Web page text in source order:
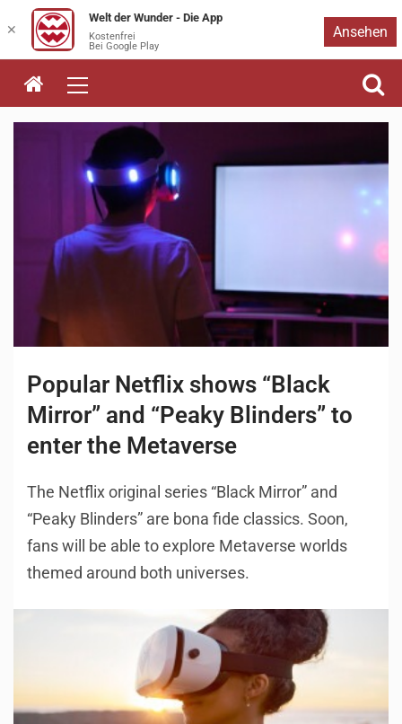
Zum
Inhalt
springen
Popular Netflix shows “Black
Mirror” and “Peaky Blinders” to
enter the Metaverse
The Netflix original series “Black Mirror” and
“Peaky Blinders” are bona fide classics. Soon,
fans will be able to explore Metaverse worlds
themed around both universes.
✕
Welt der Wunder - Die App
Kostenfrei
Bei Google Play
Ansehen